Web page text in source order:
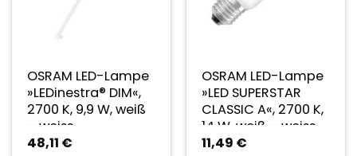
OSRAM LED-Lampe
»LEDinestra® DIM«,
2700 K, 9,9 W, weiß
– weiss
48,11 €
OSRAM LED-Lampe
»LED SUPERSTAR
CLASSIC A«, 2700 K,
14 W, weiß – weiss
11,49 €